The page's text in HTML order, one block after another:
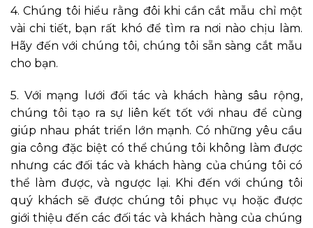
4. Chúng tôi hiểu rằng đôi khi cần cắt mẫu chỉ một
vài chi tiết, bạn rất khó để tìm ra nơi nào chịu làm.
Hãy đến với chúng tôi, chúng tôi sẵn sàng cắt mẫu
cho bạn.
5. Với mạng lưới đối tác và khách hàng sâu rộng,
chúng tôi tạo ra sự liên kết tốt với nhau để cùng
giúp nhau phát triển lớn mạnh. Có những yêu cầu
gia công đặc biệt có thể chúng tôi không làm được
nhưng các đối tác và khách hàng của chúng tôi có
thể làm được, và ngược lại. Khi đến với chúng tôi
quý khách sẽ được chúng tôi phục vụ hoặc được
giới thiệu đến các đối tác và khách hàng của chúng